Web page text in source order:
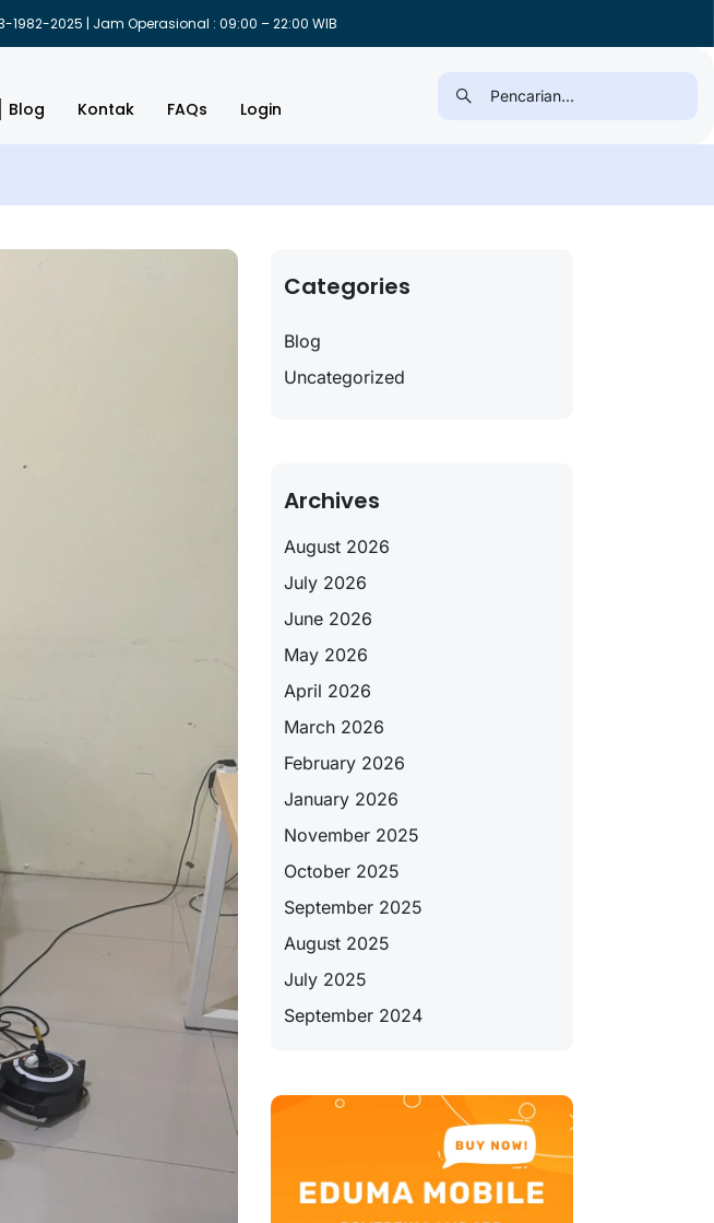
2025 | Jam Operasional : 09:00 – 22:00 WIB
Blog Kontak FAQs Login
Categories
Blog
Uncategorized
Archives
August 2026
July 2026
June 2026
May 2026
April 2026
March 2026
February 2026
January 2026
November 2025
October 2025
September 2025
August 2025
July 2025
September 2024